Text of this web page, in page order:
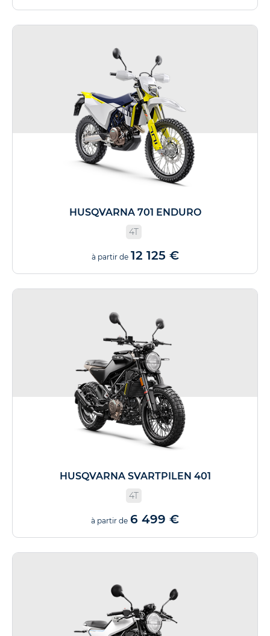
HUSQVARNA 701 ENDURO
4T
à partir de 12 125 €
HUSQVARNA SVARTPILEN 401
4T
à partir de 6 499 €